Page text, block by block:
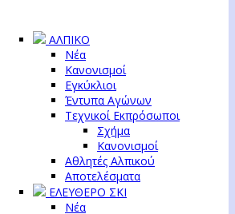
ΑΛΠΙΚΟ
Νέα
Κανονισμοί
Εγκύκλιοι
Έντυπα Αγώνων
Τεχνικοί Εκπρόσωποι
Σχήμα
Κανονισμοί
Αθλητές Αλπικού
Αποτελέσματα
ΕΛΕΥΘΕΡΟ ΣΚΙ
Νέα